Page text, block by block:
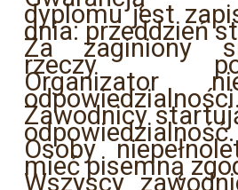
dyplomu jest
dnia: przeddzień
Za zaginiony
rzeczy
Organizator
Zawodnicy
odpowiedzialność.
Osoby
mieć pisemną
Wszyscy